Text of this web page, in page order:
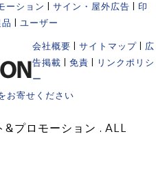
ーション サイン・屋外広告
印
ユーザー
会社概要 サイトマップ
広
告掲載
免責
リンクポリシ
ー
お寄せください
ロモーション . ALL